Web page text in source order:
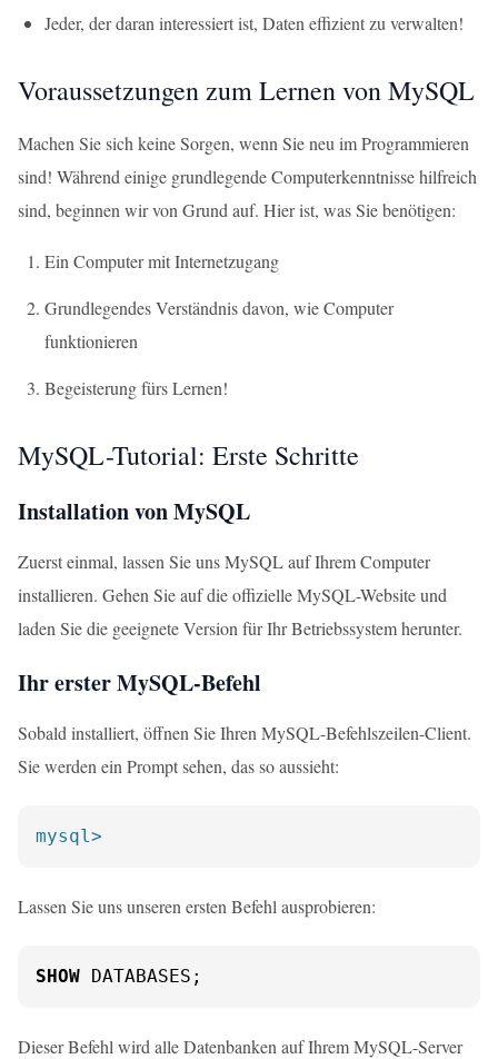
Jeder, der daran interessiert ist, Daten effizient zu verwalten!
Voraussetzungen zum Lernen von MySQL
Machen Sie sich keine Sorgen, wenn Sie neu im Programmieren
sind! Während einige grundlegende Computerkenntnisse hilfreich
sind, beginnen wir von Grund auf. Hier ist, was Sie benötigen:
Ein Computer mit Internetzugang
Grundlegendes Verständnis davon, wie Computer
funktionieren
Begeisterung fürs Lernen!
MySQL-Tutorial: Erste Schritte
Installation von MySQL
Zuerst einmal, lassen Sie uns MySQL auf Ihrem Computer
installieren. Gehen Sie auf die offizielle MySQL-Website und
laden Sie die geeignete Version für Ihr Betriebssystem herunter.
Ihr erster MySQL-Befehl
Sobald installiert, öffnen Sie Ihren MySQL-Befehlszeilen-Client.
Sie werden ein Prompt sehen, das so aussieht:
mysql>
Lassen Sie uns unseren ersten Befehl ausprobieren:
SHOW DATABASES;
Dieser Befehl wird alle Datenbanken auf Ihrem MySQL-Server